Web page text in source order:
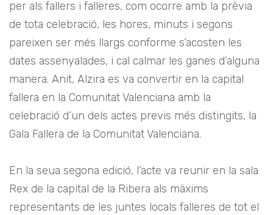
per als fallers i falleres, com ocorre amb la prèvia
de tota celebració, les hores, minuts i segons
pareixen ser més llargs conforme s’acosten les
dates assenyalades, i cal calmar les ganes d’alguna
manera. Anit, Alzira es va convertir en la capital
fallera en la Comunitat Valenciana amb la
celebració d’un dels actes previs més distingits, la
Gala Fallera de la Comunitat Valenciana.
En la seua segona edició, l’acte va reunir en la sala
Rex de la capital de la Ribera als màxims
representants de les juntes locals falleres de tot el